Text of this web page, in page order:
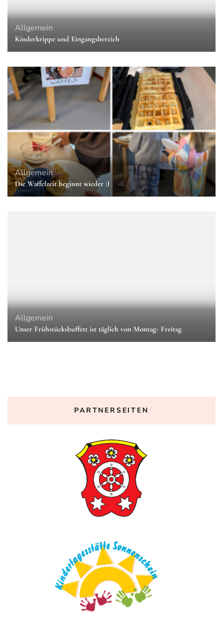
Allgemein
Kinderkrippe und Eingangsbereich
Allgemein
Die Waffelzeit beginnt wieder :)
Allgemein
Unser Frühstücksbuffett ist täglich von Montag- Freitag
PARTNERSEITEN